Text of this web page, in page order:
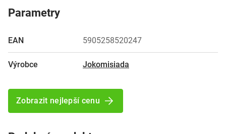
Parametry
EAN 5905258520247
Výrobce Jokomisiada
Zobrazit nejlepší cenu